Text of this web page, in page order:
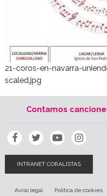
21-coros-en-navarra-
scaled.jpg
Contamos
INTRANET CORALISTAS
Aviso legal Política de cookies